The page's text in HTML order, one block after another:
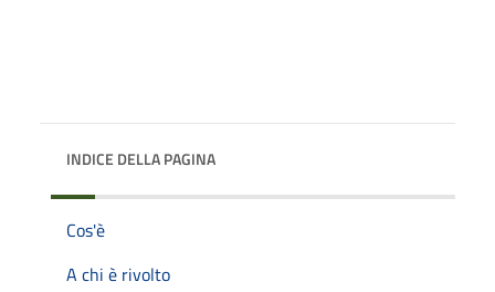
INDICE DELLA PAGINA
Cos'è
A chi è rivolto